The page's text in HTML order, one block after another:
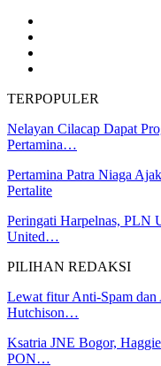
TERPOPULER
Nelayan Cilacap Dapat
Pertamina…
Pertamina Patra Niaga
Pertalite
Peringati Harpelnas, PLN
United…
PILIHAN REDAKSI
Lewat fitur Anti-Spam dan
Hutchison…
Ksatria JNE Bogor,
PON…